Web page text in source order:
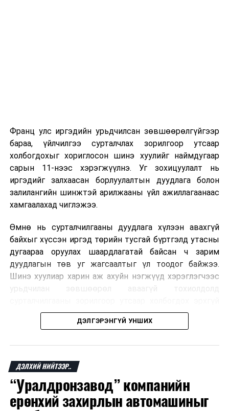
Франц улс иргэдийн урьдчилсан зөвшөөрөлгүйгээр
бараа, үйлчилгээ сурталчлах зорилгоор утсаар
холбогдохыг хориглосон шинэ хуулийг наймдугаар
сарын 11-нээс хэрэгжүүлнэ. Уг зохицуулалт нь
иргэдийг залхаасан борлуулалтын дуудлага болон
залилангийн шинжтэй арилжааны үйл ажиллагаанаас
хамгаалахад чиглэжээ.
Өмнө нь сурталчилгааны дуудлага хүлээн авахгүй
байхыг хүссэн иргэд төрийн тусгай бүртгэлд утасны
дугаараа оруулах шаардлагатай байсан ч зарим
дуудлагын төв уг жагсаалтыг үл тоодог байжээ.
Шинэ хуулиар харин аж ахуйн нэгжүүд хэрэглэгчээс
урьдчилан зөвшөөрөл аваагүй тохиолдолд
болно. Иргэн өгсөн зөвшөөрлөө хүссэн үедээ цуцлах
Францын эрх баригчдын тооцоолсноор тус улсын
иргэдийн дөрөвний гурав орчим нь долоо хоног бүр
дор хаяж нэг удаа хүсээгүй сурталчилгааны дуудлага
хүлээн авдаг бөгөөд олон хүн үүнээс ч олон
дуудлагад өртдөг байна. Хэрэглэгчийн эрхийг
ДЭЛГЭРЭНГҮЙ УНШИХ
ДЭЛХИЙ НИЙТЭЭР..
“Уралдронзавод” компанийн
ерөнхий захирлын автомашиныг